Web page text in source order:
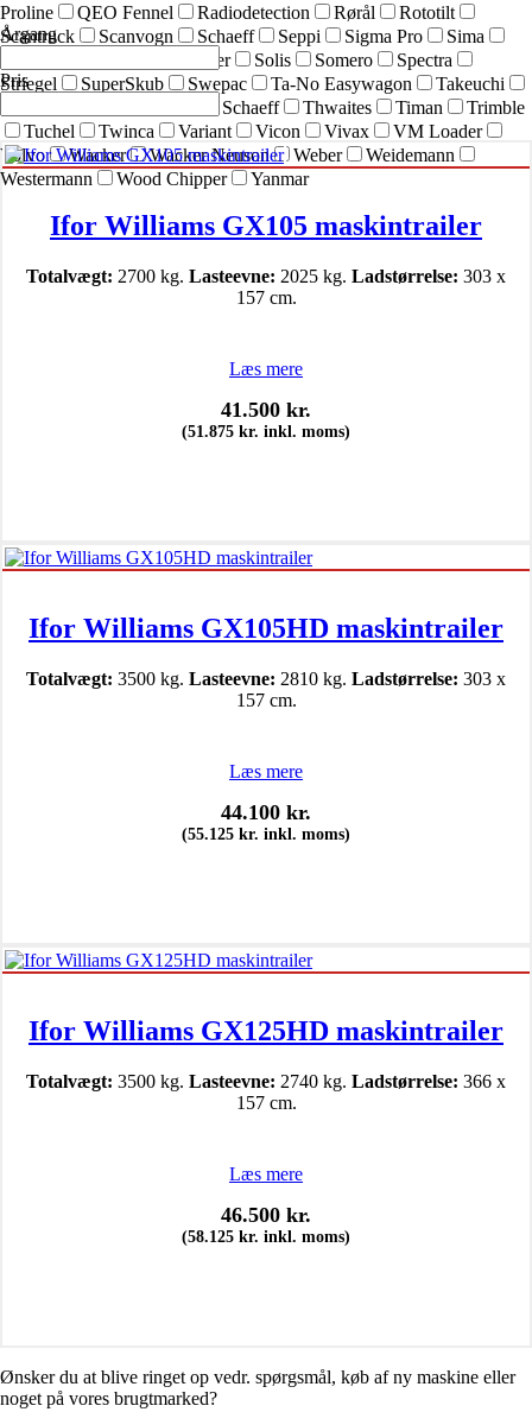
Proline
QEO Fennel Radiodetection Rørål
Rototilt
Scantruck
Scanvogn Schaeff Seppi Sigma Pro
Sima
sneskraber Solis Somero
Spectra
Striegel
SuperSkub Swepac Ta-No Easywagon
Takeuchi
Terex Schaeff Thwaites Timan
Trimble
Tuchel
Twinca Variant Vicon Vivax
VM Loader
Volvo
Wacker Wacker Neuson Weber
Weidemann
Westermann
Wood Chipper Yanmar
Årgang
Pris
Ifor Williams GX105 maskintrailer
Totalvægt: 2700 kg. Lasteevne: 2025 kg. Ladstørrelse: 303 x
157 cm.
Læs mere
41.500 kr.
(51.875 kr. inkl. moms)
Ifor Williams GX105HD maskintrailer
Totalvægt: 3500 kg. Lasteevne: 2810 kg. Ladstørrelse: 303 x
157 cm.
Læs mere
44.100 kr.
(55.125 kr. inkl. moms)
Ifor Williams GX125HD maskintrailer
Totalvægt: 3500 kg. Lasteevne: 2740 kg. Ladstørrelse: 366 x
157 cm.
Læs mere
46.500 kr.
(58.125 kr. inkl. moms)
Ønsker du at blive ringet op vedr. spørgsmål, køb af ny maskine eller
noget på vores brugtmarked?